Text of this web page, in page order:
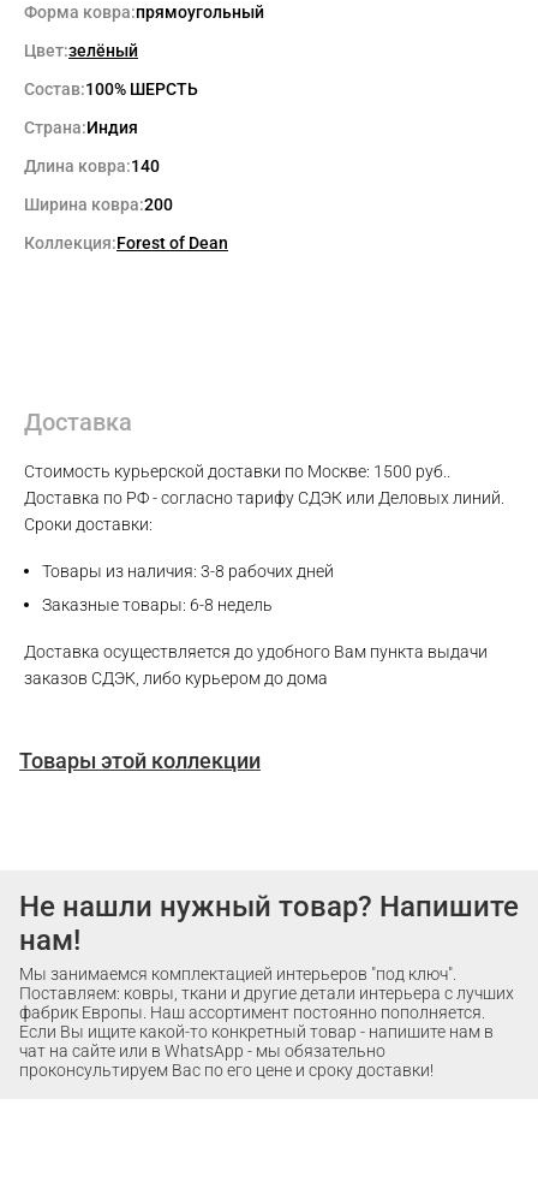
Форма ковра:прямоугольный
Цвет:зелёный
Состав:100% ШЕРСТЬ
Страна:Индия
Длина ковра:140
Ширина ковра:200
Коллекция:Forest of Dean
Доставка
Стоимость курьерской доставки по Москве: 1500 руб..
Доставка по РФ - согласно тарифу СДЭК или Деловых линий.
Сроки доставки:
Товары из наличия: 3-8 рабочих дней
Заказные товары: 6-8 недель
Доставка осуществляется до удобного Вам пункта выдачи
заказов СДЭК, либо курьером до дома
Товары этой коллекции
Не нашли нужный товар? Напишите
нам!
Мы занимаемся комплектацией интерьеров "под ключ".
Поставляем: ковры, ткани и другие детали интерьера с лучших
фабрик Европы. Наш ассортимент постоянно пополняется.
Если Вы ищите какой-то конкретный товар - напишите нам в
чат на сайте или в WhatsApp - мы обязательно
проконсультируем Вас по его цене и сроку доставки!
Max